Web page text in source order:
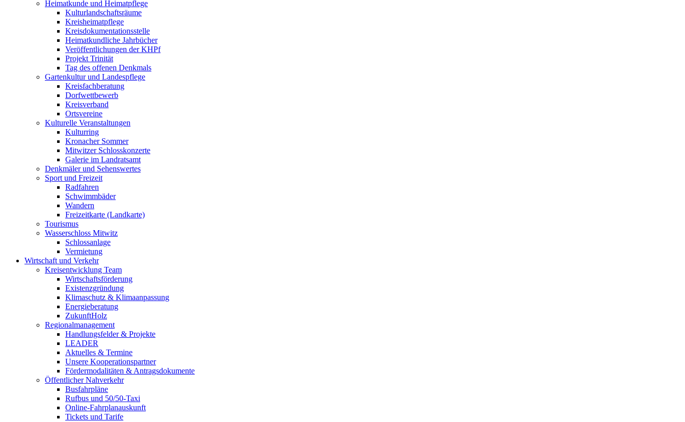
Heimatkunde und Heimatpflege
Kulturlandschaftsräume
Kreisheimatpflege
Kreisdokumentationsstelle
Heimatkundliche Jahrbücher
Veröffentlichungen der KHPf
Projekt Trinität
Tag des offenen Denkmals
Gartenkultur und Landespflege
Kreisfachberatung
Dorfwettbewerb
Kreisverband
Ortsvereine
Kulturelle Veranstaltungen
Kulturring
Kronacher Sommer
Mitwitzer Schlosskonzerte
Galerie im Landratsamt
Denkmäler und Sehenswertes
Sport und Freizeit
Radfahren
Schwimmbäder
Wandern
Freizeitkarte (Landkarte)
Tourismus
Wasserschloss Mitwitz
Schlossanlage
Vermietung
Wirtschaft und Verkehr
Kreisentwicklung Team
Wirtschaftsförderung
Existenzgründung
Klimaschutz & Klimaanpassung
Energieberatung
ZukunftHolz
Regionalmanagement
Handlungsfelder & Projekte
LEADER
Aktuelles & Termine
Unsere Kooperationspartner
Fördermodalitäten & Antragsdokumente
Öffentlicher Nahverkehr
Busfahrpläne
Rufbus und 50/50-Taxi
Online-Fahrplanauskunft
Tickets und Tarife